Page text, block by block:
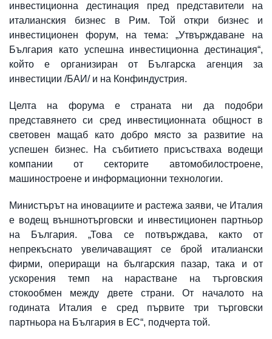
инвестиционна дестинация пред представители на
италианския бизнес в Рим. Той откри бизнес и
инвестиционен форум, на тема: „Утвърждаване на
България като успешна инвестиционна дестинация“,
който е организиран от Българска агенция за
инвестиции /БАИ/ и на Конфиндустрия.
Целта на форума е страната ни да подобри
представянето си сред инвестиционната общност в
световен мащаб като добро място за развитие на
успешен бизнес. На събитието присъстваха водещи
компании от секторите автомобилостроене,
машиностроене и информационни технологии.
Министърът на иновациите и растежа заяви, че Италия
е водещ външнотърговски и инвестиционен партньор
на България. „Това се потвърждава, както от
непрекъснато увеличаващият се брой италиански
фирми, опериращи на българския пазар, така и от
ускорения темп на нарастване на търговския
стокообмен между двете страни. От началото на
годината Италия е сред първите три търговски
партньора на България в ЕС“, подчерта той.